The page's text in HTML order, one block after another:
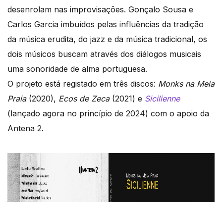
desenrolam nas improvisações. Gonçalo Sousa e
Carlos Garcia imbuídos pelas influências da tradição
da música erudita, do jazz e da música tradicional, os
dois músicos buscam através dos diálogos musicais
uma sonoridade de alma portuguesa.
O projeto está registado em três discos: Monks na Meia
Praia(2020), Ecos de Zeca(2021) e Sicilienne
(lançado agora no princípio de 2024) com o apoio da
Antena 2.